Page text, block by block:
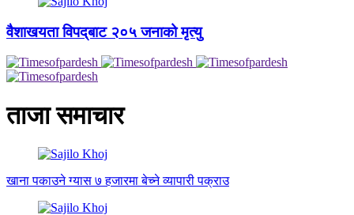
वैशाखयता विपद्‌बाट २०५ जनाको मृत्यु
ताजा समाचार
खाना पकाउने ग्यास ७ हजारमा बेच्ने व्यापारी पक्राउ